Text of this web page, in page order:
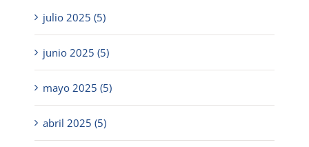
julio 2025 (5)
junio 2025 (5)
mayo 2025 (5)
abril 2025 (5)